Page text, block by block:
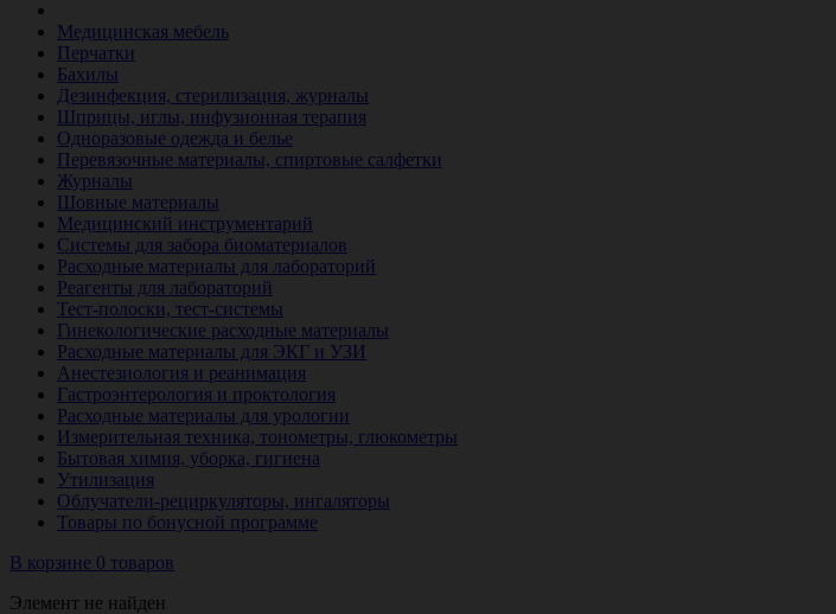
Медицинская мебель
Перчатки
Бахилы
Дезинфекция, стерилизация, журналы
Шприцы, иглы, инфузионная терапия
Одноразовые одежда и белье
Перевязочные материалы, спиртовые салфетки
Журналы
Шовные материалы
Медицинский инструментарий
Системы для забора биоматериалов
Расходные материалы для лабораторий
Реагенты для лабораторий
Тест-полоски, тест-системы
Гинекологические расходные материалы
Расходные материалы для ЭКГ и УЗИ
Анестезиология и реанимация
Гастроэнтерология и проктология
Расходные материалы для урологии
Измерительная техника, тонометры, глюкометры
Бытовая химия, уборка, гигиена
Утилизация
Облучатели-рециркуляторы, ингаляторы
Товары по бонусной программе
В корзине 0 товаров
Элемент не найден